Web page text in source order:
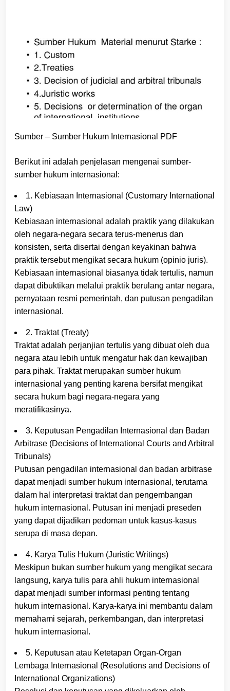
Sumber – Sumber Hukum Internasional PDF
Berikut ini adalah penjelasan mengenai sumber-
sumber hukum internasional:
1. Kebiasaan Internasional (Customary International
Law)
Kebiasaan internasional adalah praktik yang dilakukan
oleh negara-negara secara terus-menerus dan
konsisten, serta disertai dengan keyakinan bahwa
praktik tersebut mengikat secara hukum (opinio juris).
Kebiasaan internasional biasanya tidak tertulis, namun
dapat dibuktikan melalui praktik berulang antar negara,
pernyataan resmi pemerintah, dan putusan pengadilan
internasional.
2. Traktat (Treaty)
Traktat adalah perjanjian tertulis yang dibuat oleh dua
negara atau lebih untuk mengatur hak dan kewajiban
para pihak. Traktat merupakan sumber hukum
internasional yang penting karena bersifat mengikat
secara hukum bagi negara-negara yang
meratifikasinya.
3. Keputusan Pengadilan Internasional dan Badan
Arbitrase (Decisions of International Courts and Arbitral
Tribunals)
Putusan pengadilan internasional dan badan arbitrase
dapat menjadi sumber hukum internasional, terutama
dalam hal interpretasi traktat dan pengembangan
hukum internasional. Putusan ini menjadi preseden
yang dapat dijadikan pedoman untuk kasus-kasus
serupa di masa depan.
4. Karya Tulis Hukum (Juristic Writings)
Meskipun bukan sumber hukum yang mengikat secara
langsung, karya tulis para ahli hukum internasional
dapat menjadi sumber informasi penting tentang
hukum internasional. Karya-karya ini membantu dalam
memahami sejarah, perkembangan, dan interpretasi
hukum internasional.
5. Keputusan atau Ketetapan Organ-Organ
Lembaga Internasional (Resolutions and Decisions of
International Organizations)